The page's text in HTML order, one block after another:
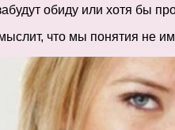
обиду или хотя бы
что мы понятия не